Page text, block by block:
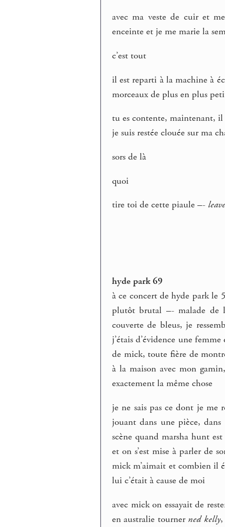
avec ma veste de cuir et
enceinte et je me marie la
c’est tout
il est reparti à la machine à
morceaux de plus en plus
tu es contente, maintenant, il
je suis restée clouée sur ma
sors de là
quoi
tire toi de cette piaule –-
hyde park 69
à ce concert de hyde park le
plutôt brutal –- malade de
couverte de bleus, je
j’étais d’évidence une
de mick, toute fière de
à la maison avec mon
exactement la même chose
je ne sais pas ce dont je me
jouant dans une pièce,
scène quand marsha hunt est
et on s’est mise à parler de
mick m’aimait et combien il
lui c’était à cause de moi
avec mick on essayait de
en australie tourner ned kelly,